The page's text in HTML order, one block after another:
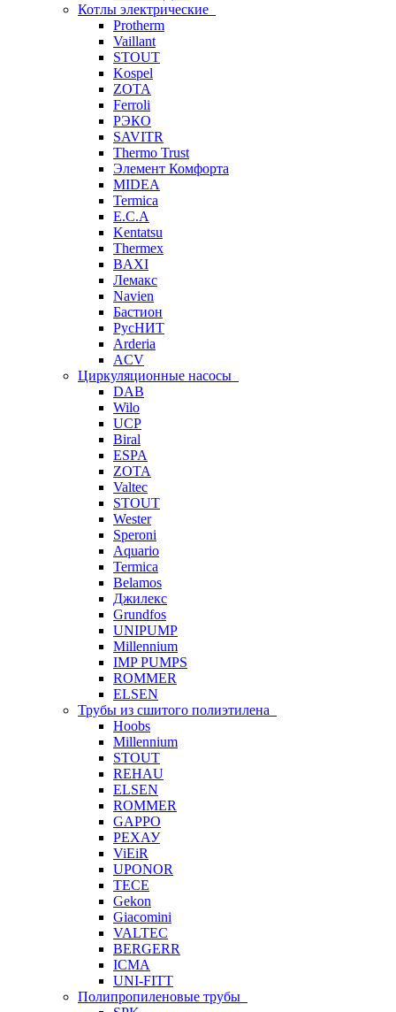
Котлы электрические
Protherm
Vaillant
STOUT
Kospel
ZOTA
Ferroli
РЭКО
SAVITR
Thermo Trust
Элемент Комфорта
MIDEA
Termica
E.C.A
Kentatsu
Thermex
BAXI
Лемакс
Navien
Бастион
РусНИТ
Arderia
ACV
Циркуляционные насосы
DAB
Wilo
UCP
Biral
ESPA
ZOTA
Valtec
STOUT
Wester
Speroni
Aquario
Termica
Belamos
Джилекс
Grundfos
UNIPUMP
Millennium
IMP PUMPS
ROMMER
ELSEN
Трубы из сшитого полиэтилена
Hoobs
Millennium
STOUT
REHAU
ELSEN
ROMMER
GAPPO
РЕХАУ
ViEiR
UPONOR
TECE
Gekon
Giacomini
VALTEC
BERGERR
ICMA
UNI-FITT
Полипропиленовые трубы